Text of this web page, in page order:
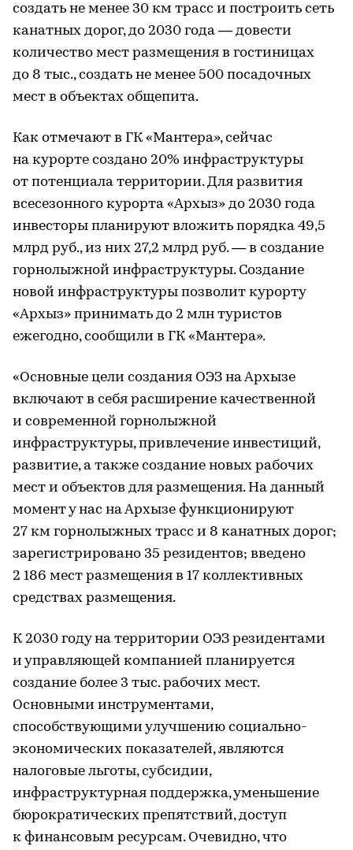
создать не менее 30 км трасс и построить сеть
канатных дорог, до 2030 года — довести
количество мест размещения в гостиницах
до 8 тыс., создать не менее 500 посадочных
мест в объектах общепита.
Как отмечают в ГК «Мантера», сейчас
на курорте создано 20% инфраструктуры
от потенциала территории. Для развития
всесезонного курорта «Архыз» до 2030 года
инвесторы планируют вложить порядка 49,5
млрд руб., из них 27,2 млрд руб. — в создание
горнолыжной инфраструктуры. Создание
новой инфраструктуры позволит курорту
«Архыз» принимать до 2 млн туристов
ежегодно, сообщили в ГК «Мантера».
«Основные цели создания ОЭЗ на Архызе
включают в себя расширение качественной
и современной горнолыжной
инфраструктуры, привлечение инвестиций,
развитие, а также создание новых рабочих
мест и объектов для размещения. На данный
момент у нас на Архызе функционируют
27 км горнолыжных трасс и 8 канатных дорог;
зарегистрировано 35 резидентов; введено
2 186 мест размещения в 17 коллективных
средствах размещения.
К 2030 году на территории ОЭЗ резидентами
и управляющей компанией планируется
создание более 3 тыс. рабочих мест.
Основными инструментами,
способствующими улучшению социально-
экономических показателей, являются
налоговые льготы, субсидии,
инфраструктурная поддержка, уменьшение
бюрократических препятствий, доступ
к финансовым ресурсам. Очевидно, что